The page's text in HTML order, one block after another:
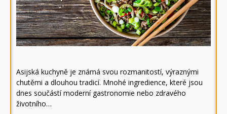
Asijská kuchyně je známá svou rozmanitostí, výraznými
chutěmi a dlouhou tradicí. Mnohé ingredience, které jsou
dnes součástí moderní gastronomie nebo zdravého
životního…